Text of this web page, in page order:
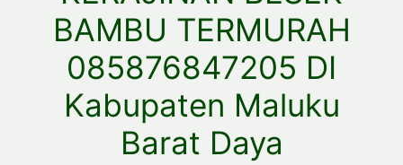
BAMBU TERMURAH
085876847205 DI
Kabupaten Maluku
Barat Daya